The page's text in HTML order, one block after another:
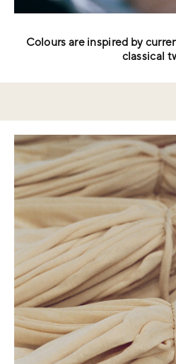
Colours are inspired by
classical